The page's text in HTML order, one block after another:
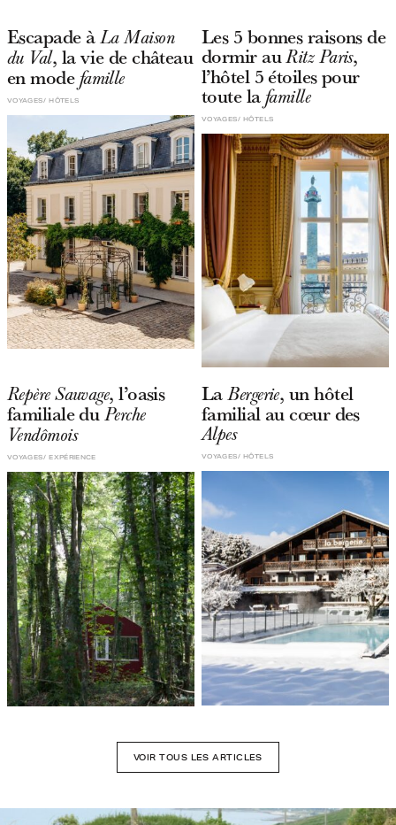
Escapade àLa Maison
du Val, la vie de château
en mode famille
HÔTELS
VOYAGES
Les 5 bonnes raisons de
dormir auRitz Paris,
l’hôtel 5 étoiles pour
toute la famille
HÔTELS
VOYAGES
Repère Sauvage, l’oasis
familiale duPerche
Vendômois
EXPÉRIENCE
VOYAGES
LaBergerie, un hôtel
familial au cœur des
Alpes
HÔTELS
VOYAGES
VOIR TOUS LES ARTICLES